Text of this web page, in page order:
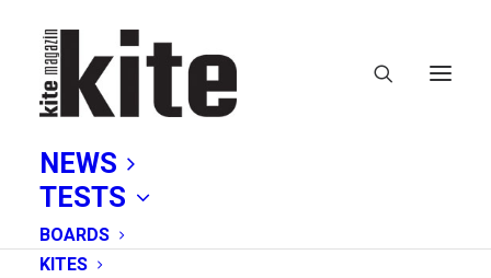
NEWS
TESTS
BOARDS
KITES